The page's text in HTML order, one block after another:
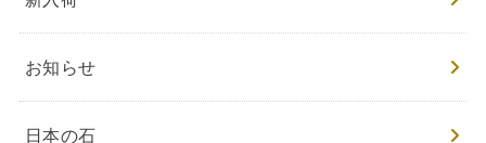
お知らせ
日本の石